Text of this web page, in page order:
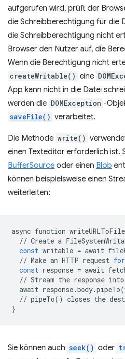
aufgerufen wird, prüft der
die Schreibberechtigung für die
die Schreibberechtigung nicht
Browser den Nutzer auf, die
Wenn die Berechtigung nicht
createWritable() eine
App kann nicht in die Datei
werden die DOMException -
saveFile() verarbeitet.
Die Methode write()
einen Texteditor erforderlich ist.
BufferSource oder einen Blob
können beispielsweise einen
weiterleiten:
async function writeURLToFile
// Create a
const writable = await
// Make an HTTP request for
const response = await
// Stream the response into
await response.body.pipeTo(
// pipeTo() closes the
}
Sie können auch seek() oder